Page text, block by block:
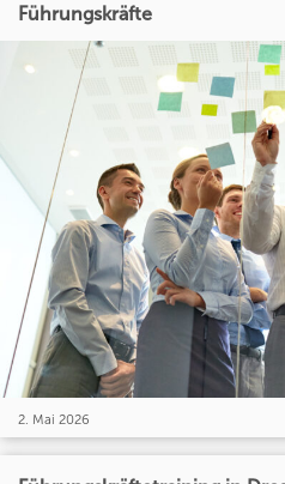
Führungskräfte
2. Mai 2026